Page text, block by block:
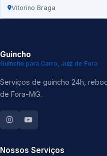
Vitorino Braga
Guincho
Guincho para Carro, Juiz de Fora
Serviços de guincho 24h,
de Fora-MG.
Nossos Serviços